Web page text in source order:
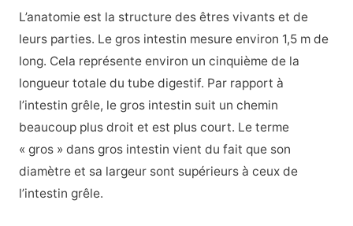
L’anatomie est la structure des êtres vivants et de
leurs parties. Le gros intestin mesure environ 1,5 m de
long. Cela représente environ un cinquième de la
longueur totale du tube digestif. Par rapport à
l’intestin grêle, le gros intestin suit un chemin
beaucoup plus droit et est plus court. Le terme
« gros » dans gros intestin vient du fait que son
diamètre et sa largeur sont supérieurs à ceux de
l’intestin grêle.